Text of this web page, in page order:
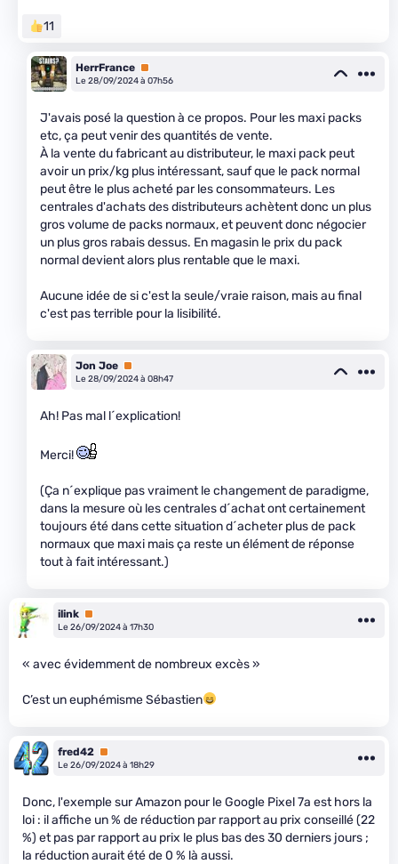
11
HerrFrance Premium
Le 28/09/2024 à 07h56
J'avais posé la question à ce propos. Pour les maxi packs
etc, ça peut venir des quantités de vente.
À la vente du fabricant au distributeur, le maxi pack peut
avoir un prix/kg plus intéressant, sauf que le pack normal
peut être le plus acheté par les consommateurs. Les
centrales d'achats des distributeurs achètent donc un plus
gros volume de packs normaux, et peuvent donc négocier
un plus gros rabais dessus. En magasin le prix du pack
normal devient alors plus rentable que le maxi.
Aucune idée de si c'est la seule/vraie raison, mais au final
c'est pas terrible pour la lisibilité.
Jon Joe Premium
Le 28/09/2024 à 08h47
Ah! Pas mal l´explication!
Merci!
(Ça n´explique pas vraiment le changement de paradigme,
dans la mesure où les centrales d´achat ont certainement
toujours été dans cette situation d´acheter plus de pack
normaux que maxi mais ça reste un élément de réponse
tout à fait intéressant.)
ilink Premium
Le 26/09/2024 à 17h30
« avec évidemment de nombreux excès »
C’est un euphémisme Sébastien
fred42 Premium
Le 26/09/2024 à 18h29
Donc, l'exemple sur Amazon pour le Google Pixel 7a est hors la
loi : il affiche un % de réduction par rapport au prix conseillé (22
%) et pas par rapport au prix le plus bas des 30 derniers jours ;
la réduction aurait été de 0 % là aussi.